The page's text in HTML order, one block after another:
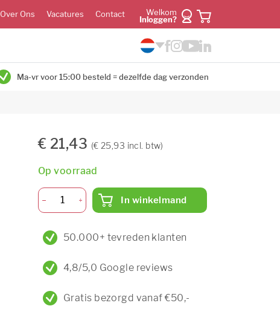
Over Ons Vacatures Contact
Welkom
Inloggen?
Ma-vr voor 15:00 besteld = dezelfde dag verzonden
€ 21,43 (€ 25,93 incl. btw)
Op voorraad
In winkelmand
50.000+ tevreden klanten
4,8/5,0 Google reviews
Gratis bezorgd vanaf €50,-